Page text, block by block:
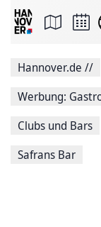
Seite
Facebook
teilen
Seitenlink
Seite
Hannover.de //
Werbung:
Clubs und Bars
Safrans Bar